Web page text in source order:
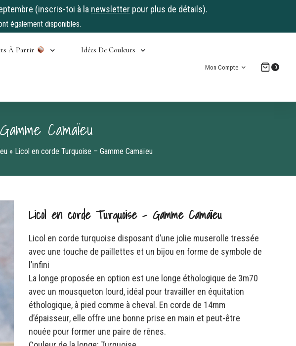
(inscris-toi à la newsletter pour plus de détails).
également disponibles.
À Partir Idées De Couleurs
Mon Compte 0
Camaïeu
» Licol en corde Turquoise – Gamme Camaïeu
Licol en corde Turquoise – Gamme Camaïeu
Licol en corde turquoise disposant d’une jolie muserolle tressée
avec une touche de paillettes et un bijou en forme de symbole de
l’infini
La longe proposée en option est une longe éthologique de 3m70
avec un mousqueton lourd, idéal pour travailler en équitation
éthologique, à pied comme à cheval. En corde de 14mm
d’épaisseur, elle offre une bonne prise en main et peut-être
nouée pour former une paire de rênes.